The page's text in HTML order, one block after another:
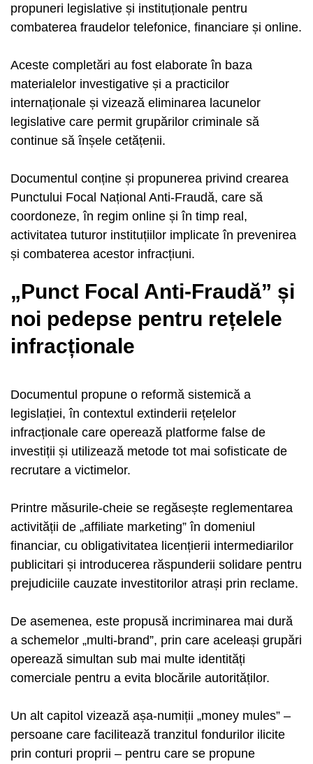
propuneri legislative și instituționale pentru
combaterea fraudelor telefonice, financiare și online.
Aceste completări au fost elaborate în baza
materialelor investigative și a practicilor
internaționale și vizează eliminarea lacunelor
legislative care permit grupărilor criminale să
continue să înșele cetățenii.
Documentul conține și propunerea privind crearea
Punctului Focal Național Anti-Fraudă, care să
coordoneze, în regim online și în timp real,
activitatea tuturor instituțiilor implicate în prevenirea
și combaterea acestor infracțiuni.
„Punct Focal Anti-Fraudă” și
noi pedepse pentru rețelele
infracționale
Documentul propune o reformă sistemică a
legislației, în contextul extinderii rețelelor
infracționale care operează platforme false de
investiții și utilizează metode tot mai sofisticate de
recrutare a victimelor.
Printre măsurile-cheie se regăsește reglementarea
activității de „affiliate marketing” în domeniul
financiar, cu obligativitatea licențierii intermediarilor
publicitari și introducerea răspunderii solidare pentru
prejudiciile cauzate investitorilor atrași prin reclame.
De asemenea, este propusă incriminarea mai dură
a schemelor „multi-brand”, prin care aceleași grupări
operează simultan sub mai multe identități
comerciale pentru a evita blocările autorităților.
Un alt capitol vizează așa-numiții „money mules” –
persoane care facilitează tranzitul fondurilor ilicite
prin conturi proprii – pentru care se propune